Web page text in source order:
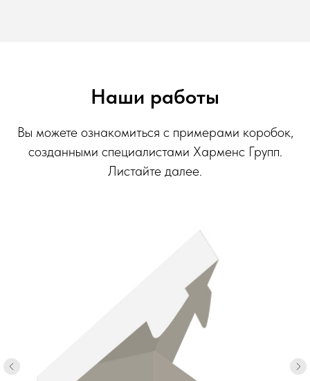
Наши работы
Вы можете ознакомиться с примерами коробок,
созданными специалистами Харменс Групп.
Листайте далее.